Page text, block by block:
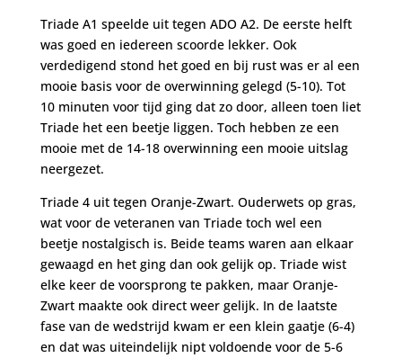
Triade A1 speelde uit tegen ADO A2. De eerste helft
was goed en iedereen scoorde lekker. Ook
verdedigend stond het goed en bij rust was er al een
mooie basis voor de overwinning gelegd (5-10). Tot
10 minuten voor tijd ging dat zo door, alleen toen liet
Triade het een beetje liggen. Toch hebben ze een
mooie met de 14-18 overwinning een mooie uitslag
neergezet.
Triade 4 uit tegen Oranje-Zwart. Ouderwets op gras,
wat voor de veteranen van Triade toch wel een
beetje nostalgisch is. Beide teams waren aan elkaar
gewaagd en het ging dan ook gelijk op. Triade wist
elke keer de voorsprong te pakken, maar Oranje-
Zwart maakte ook direct weer gelijk. In de laatste
fase van de wedstrijd kwam er een klein gaatje (6-4)
en dat was uiteindelijk nipt voldoende voor de 5-6